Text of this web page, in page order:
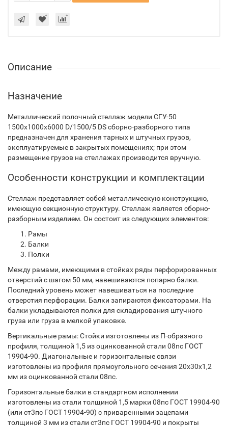
Описание
Назначение
Металлический полочный стеллаж модели СГУ-50
1500х1000х6000 D/1500/5 DS сборно-разборного типа
предназначен для хранения тарных и штучных грузов,
эксплуатируемые в закрытых помещениях; при этом
размещение грузов на стеллажах производится вручную.
Особенности конструкции и комплектации
Стеллаж представляет собой металлическую конструкцию,
имеющую секционную структуру. Стеллаж является сборно-
разборным изделием. Он состоит из следующих элементов:
Рамы
Балки
Полки
Между рамами, имеющими в стойках ряды перфорированных
отверстий с шагом 50 мм, навешиваются попарно балки.
Последний уровень может навешиваться на последние
отверстия перфорации. Балки запираются фиксаторами. На
балки укладываются полки для складирования штучного
груза или груза в мелкой упаковке.
Вертикальные рамы: Стойки изготовлены из П-образного
профиля, толщиной 1,5 из оцинкованной стали 08пс ГОСТ
19904-90. Диагональные и горизонтальные связи
изготовлены из профиля прямоугольного сечения 20х30х1,2
мм из оцинкованной стали 08пс.
Горизонтальные балки в стандартном исполнении
изготовлены из стали толщиной 1,5 марки 08пс ГОСТ 19904-90
(или ст3пс ГОСТ 19904-90) с приваренными зацепами
толщиной 3 мм из стали ст3пс ГОСТ 19904-90 и покрыты